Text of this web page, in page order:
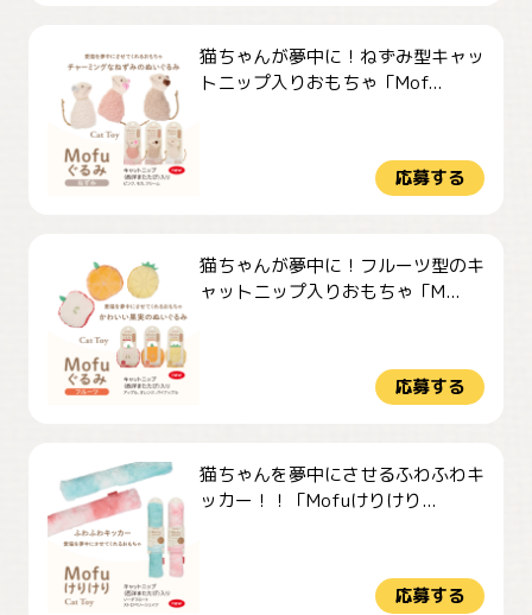
猫ちゃんが夢中に！ねずみ型キャッ
トニップ入りおもちゃ「Mof...
応募する
猫ちゃんが夢中に！フルーツ型のキ
ャットニップ入りおもちゃ「M...
応募する
猫ちゃんを夢中にさせるふわふわキ
ッカー！！「Mofuけりけり...
応募する